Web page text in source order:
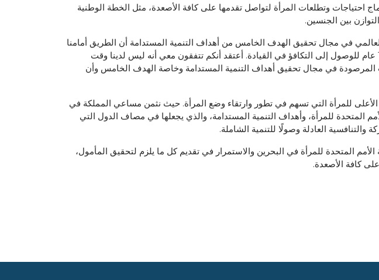
وتطلعات المرأة لتواصل تقدمها على كافة الأصعدة، مثل الخطة الوطنية
بين الجنسين.
في مجال تحقيق الهدف الخامس من أهداف التنمية المستدامة أن الطريق أمامنا
ما زال طويلًا وأن إلغاء القوانين التمييزية عالميًا سيستغرق ما يقرب من 300 عام، وأكثر من 100 عام للوصول إلى التكافؤ في القيادة. أعتقد أنكم تتفقون معي أنه ليس لدينا وقت
المرصودة في مجال تحقيق أهداف التنمية المستدامة وخاصة الهدف الخامس وأن
للمرأة التي تسهم في تطور وارتقاء وضع المرأة. حيث نثمن مساعي المملكة في
المتحدة للمرأة، وأهداف التنمية المستدامة، والذي يجعلها في مصاف الدول التي
العادلة وصولًا للتنمية الشاملة.
الأمم المتحدة للمرأة في البحرين والاستمرار في تقديم كل ما يلزم لتحقيق المأمول،
كافة الأصعدة.